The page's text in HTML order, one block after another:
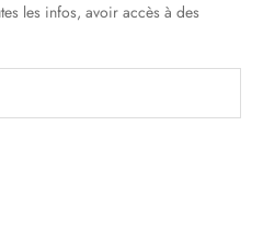
les infos, avoir accès à des